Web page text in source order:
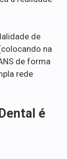
de
na
de forma
rede
é